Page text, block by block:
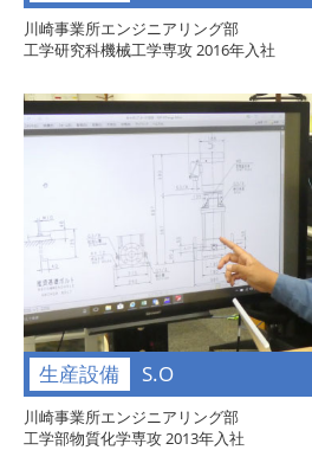
川崎事業所エンジニアリング部
工学研究科機械工学専攻 2016年入社
生産設備 S.O
川崎事業所エンジニアリング部
工学部物質化学専攻 2013年入社